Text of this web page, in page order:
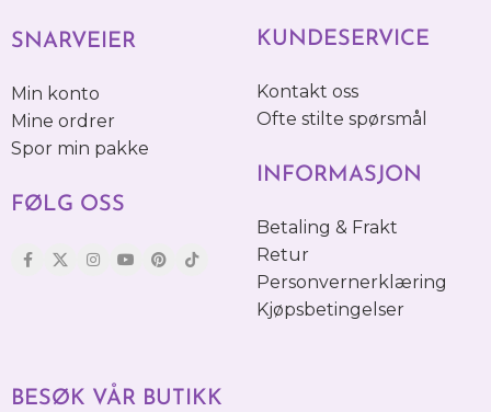
SNARVEIER
Min konto
Mine ordrer
Spor min pakke
FØLG OSS
KUNDESERVICE
Kontakt oss
Ofte stilte spørsmål
INFORMASJON
Betaling & Frakt
Retur
Personvernerklæring
Kjøpsbetingelser
BESØK VÅR BUTIKK